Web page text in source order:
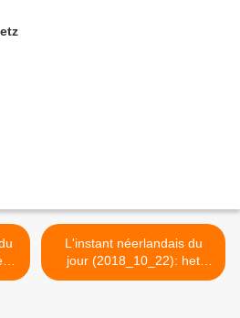
L'instant néerlandais du
jour (2018_10_22): het
NOS journaal >